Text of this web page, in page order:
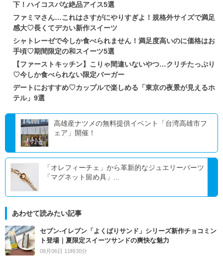
下！ハイコスパな絶品アイス5選
ファミマさん…これはさすがにやりすぎよ！規格外サイズで満足
感大♡長くてデカい新作スイーツ
シャトレーゼで今しか食べられません！満足度高いのに価格はお
手頃♡期間限定の和スイーツ5選
【ファーストキッチン】こりゃ間違いないやつ…クリチたっぷり
♡今しか食べられない限定バーガー
デートにおすすめ♡カップルで楽しめる「東京の夜景が見えるホ
テル」9選
高雄産ナツメの無料提供イベント「台湾高雄市フ
ェア」開催！
「オレフィーチェ」から革新的なジュエリーパーツ
「マグネット留め具」...
あわせて読みたい記事
セブン‐イレブン「よくばりサンド」シリーズ新作チョコミン
ト登場｜夏限定スイーツサンドの爽快な魅力
08月06日 11時30分